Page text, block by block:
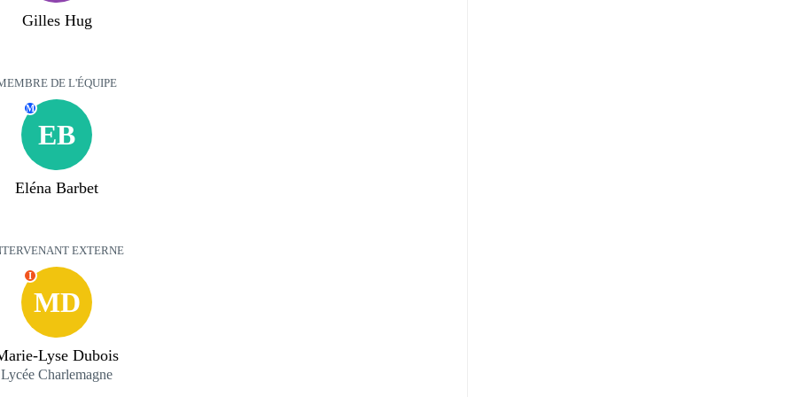
Gilles Hug
DE L'ÉQUIPE
EB
M
Eléna Barbet
EXTERNE
MD
I
Lyse Dubois
Lycée Charlemagne